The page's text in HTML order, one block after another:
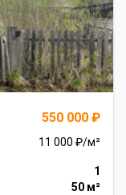
550 000 ₽
11 000 ₽/м²
1
50 м²